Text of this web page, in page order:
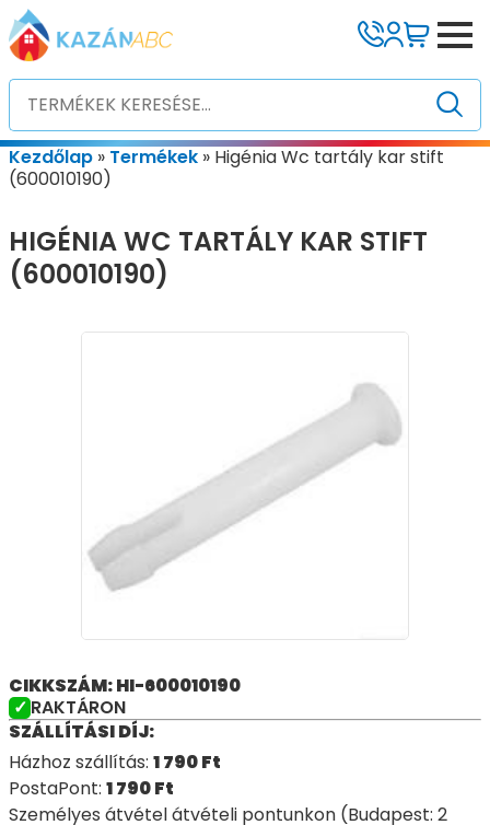
Kezdőlap » Termékek » Higénia Wc tartály kar stift
(600010190)
HIGÉNIA WC TARTÁLY KAR STIFT
(600010190)
CIKKSZÁM: HI-600010190
RAKTÁRON
SZÁLLÍTÁSI DÍJ:
Házhoz szállítás: 1 790Ft
PostaPont: 1 790Ft
Személyes átvétel átvételi pontunkon (Budapest: 2